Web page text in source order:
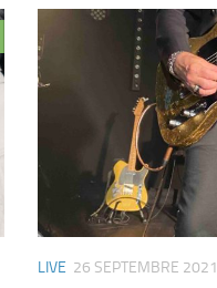
LIVE 26 SEPTEMBRE 2021